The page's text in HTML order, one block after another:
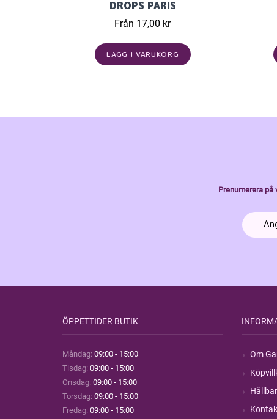
DROPS PARIS
Från 17,00 kr
LÄGG I VARUKORG
Prenumerera
ÖPPETTIDER BUTIK
Måndag: 09:00 - 15:00
Tisdag: 09:00 - 15:00
Onsdag: 09:00 - 15:00
Torsdag: 09:00 - 15:00
Fredag: 09:00 - 15:00
Om